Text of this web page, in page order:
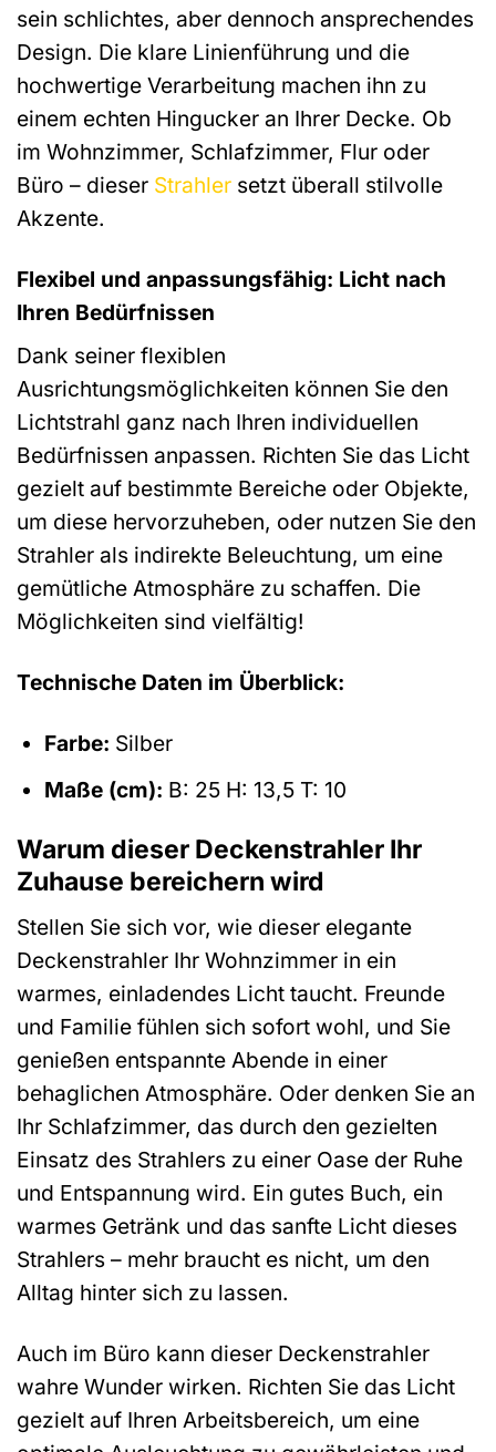
sein schlichtes, aber dennoch ansprechendes
Design. Die klare Linienführung und die
hochwertige Verarbeitung machen ihn zu
einem echten Hingucker an Ihrer Decke. Ob
im Wohnzimmer, Schlafzimmer, Flur oder
Büro – dieser Strahler setzt überall stilvolle
Akzente.
Flexibel und anpassungsfähig: Licht nach
Ihren Bedürfnissen
Dank seiner flexiblen
Ausrichtungsmöglichkeiten können Sie den
Lichtstrahl ganz nach Ihren individuellen
Bedürfnissen anpassen. Richten Sie das Licht
gezielt auf bestimmte Bereiche oder Objekte,
um diese hervorzuheben, oder nutzen Sie den
Strahler als indirekte Beleuchtung, um eine
gemütliche Atmosphäre zu schaffen. Die
Möglichkeiten sind vielfältig!
Technische Daten im Überblick:
Farbe: Silber
Maße (cm): B: 25 H: 13,5 T: 10
Warum dieser Deckenstrahler Ihr
Zuhause bereichern wird
Stellen Sie sich vor, wie dieser elegante
Deckenstrahler Ihr Wohnzimmer in ein
warmes, einladendes Licht taucht. Freunde
und Familie fühlen sich sofort wohl, und Sie
genießen entspannte Abende in einer
behaglichen Atmosphäre. Oder denken Sie an
Ihr Schlafzimmer, das durch den gezielten
Einsatz des Strahlers zu einer Oase der Ruhe
und Entspannung wird. Ein gutes Buch, ein
warmes Getränk und das sanfte Licht dieses
Strahlers – mehr braucht es nicht, um den
Alltag hinter sich zu lassen.
Auch im Büro kann dieser Deckenstrahler
wahre Wunder wirken. Richten Sie das Licht
gezielt auf Ihren Arbeitsbereich, um eine